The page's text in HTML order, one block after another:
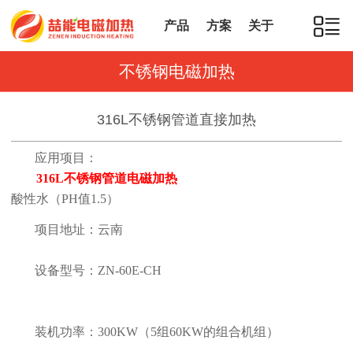
产品 方案 关于
不锈钢电磁加热
316L不锈钢管道直接加热
应用项目：
316L不锈钢管道电磁加热
酸性水（PH值1.5）
项目地址：云南
设备型号：ZN-60E-CH
装机功率：300KW（5组60KW的组合机组）